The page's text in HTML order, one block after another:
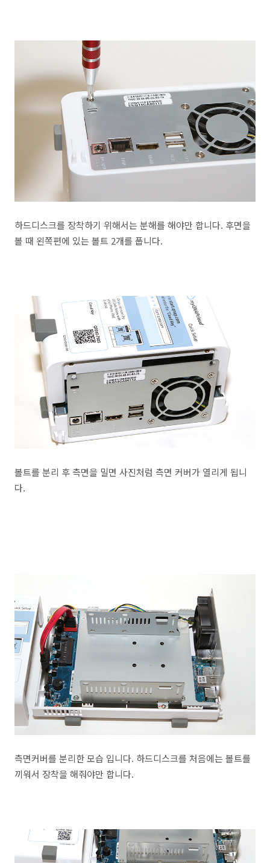
하드디스크를 장착하기 위해서는 분해를 해야만 합니다. 후면을
볼 때 왼쪽편에 있는 볼트 2개를 풉니다.
볼트를 분리 후 측면을 밀면 사진처럼 측면 커버가 열리게 됩니
다.
측면커버를 분리한 모습 입니다. 하드디스크를 처음에는 볼트를
끼워서 장착을 해줘야만 합니다.